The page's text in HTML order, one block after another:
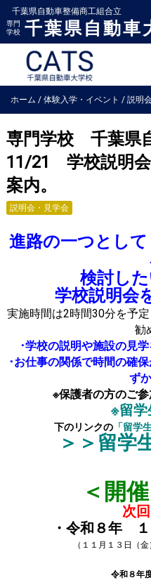
ホーム / 体験入学・イベント / 説明
校 11/21 学校説明会（入学相談会
千葉県自動車整備商工組合立
専門
学校 千葉県自動車
専門学校 千葉県
11/21 学校説明
案内。
説明会・見学会
進路の一つとして
検討した
学校説明会
実施時間は2時間30分を予
勧
･学校の説明や施設の見
･お仕事の関係で時間の確
ず
※保護者の方のご
※留学
下のリンクの「留学
＞＞留学
＜開
次
・令和８年 １
（１１月１３日（
令和８年